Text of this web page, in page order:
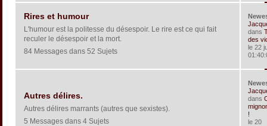
Rires et humour
L'humour est la politesse du désespoir. Le rire est ce qui fait
reculer le désespoir et la mort.
84 Messages dans 52 Sujets
dans
des
le 22
Autres délires.
Autres délires marrants (autres que sexistes).
5 Messages dans 4 Sujets
dans
!
le 20